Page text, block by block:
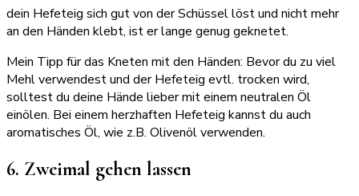
dein Hefeteig sich gut von der Schüssel löst und nicht mehr
an den Händen klebt, ist er lange genug geknetet.
Mein Tipp für das Kneten mit den Händen: Bevor du zu viel
Mehl verwendest und der Hefeteig evtl. trocken wird,
solltest du deine Hände lieber mit einem neutralen Öl
einölen. Bei einem herzhaften Hefeteig kannst du auch
aromatisches Öl, wie z.B. Olivenöl verwenden.
6. Zweimal gehen lassen